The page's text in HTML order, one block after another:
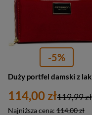
-5%
114,00 zł
Najniższa cena: 114,00 zł
119,99 zł